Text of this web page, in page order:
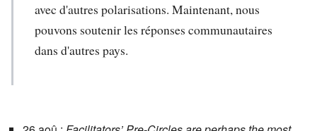
avec d'autres polarisations. Maintenant, nous
pouvons soutenir les réponses communautaires
dans d'autres pays.